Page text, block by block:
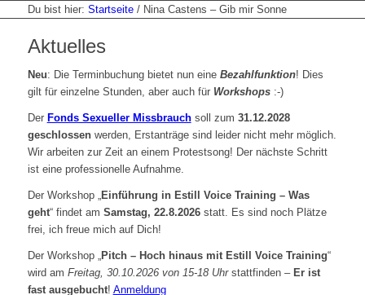
Du bist hier: Startseite / Nina Castens – Gib mir Sonne
Aktuelles
Neu: Die Terminbuchung bietet nun eine Bezahlfunktion! Dies
gilt für einzelne Stunden, aber auch für Workshops :-)
Der Fonds Sexueller Missbrauchsoll zum 31.12.2028
geschlossenwerden, Erstanträge sind leider nicht mehr möglich.
Wir arbeiten zur Zeit an einem Protestsong! Der nächste Schritt
ist eine professionelle Aufnahme.
Der Workshop „Einführung in Estill Voice Training – Was
geht“ findet am Samstag, 22.8.2026statt. Es sind noch Plätze
frei, ich freue mich auf Dich!
Der Workshop „Pitch – Hoch hinaus mit Estill Voice Training“
wird am Freitag, 30.10.2026 von 15-18 Uhrstattfinden – Er ist
fast ausgebucht! Anmeldung